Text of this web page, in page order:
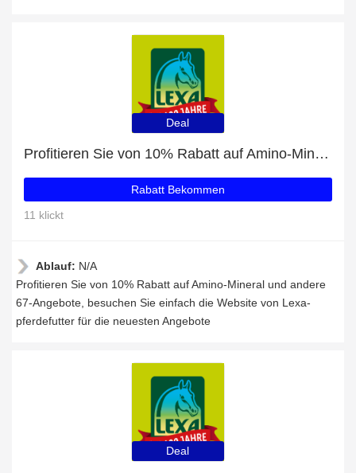
Deal
Profitieren Sie von 10% Rabatt auf Amino-Mineral und andere 67-Angebote
Rabatt Bekommen
11 klickt
Ablauf: N/A
Profitieren Sie von 10% Rabatt auf Amino-Mineral und andere
67-Angebote, besuchen Sie einfach die Website von Lexa-
pferdefutter für die neuesten Angebote
Deal